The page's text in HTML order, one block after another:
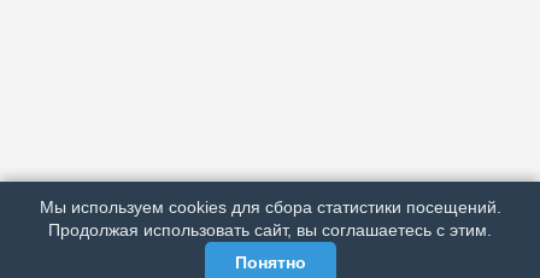
РЕКЛАМА У НАС
МЫ В СОЦСЕТЯХ
Мы используем cookies для сбора статистики посещений.
Продолжая использовать сайт, вы соглашаетесь с этим.
Понятно